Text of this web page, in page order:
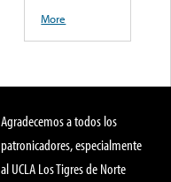
More
Agradecemos a todos los
patronicadores, especialmente
al UCLA Los Tigres de Norte